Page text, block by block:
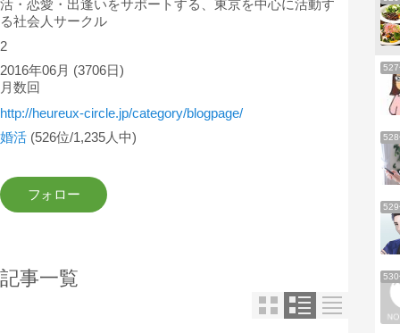
活・恋愛・出逢いをサポートする、東京を中心に活動す
る社会人サークル
2
2016年06月 (3706日)
月数回
http://heureux-circle.jp/category/blogpage/
婚活 (526位/1,235人中)
記事一覧
527
528
529
530